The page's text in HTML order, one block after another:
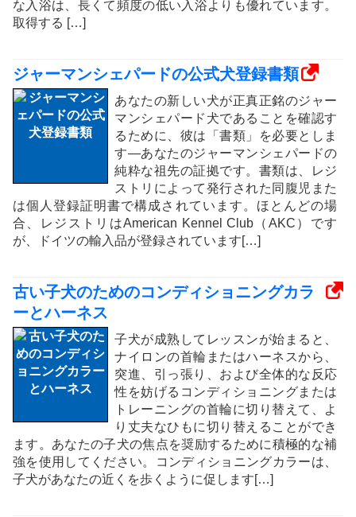
な入浴は、長くて頻度の低い入浴よりも優れています。
取得する […]
ジャーマンシェパードの公式犬登録書類
あなたの新しい犬が正真正銘のジャー
マンシェパード犬であることを確認す
るために、彼は「書類」を必要としま
す—あなたのジャーマンシェパードの
純粋な祖先の証拠です。書類は、レジ
ストリによって発行された同腹児また
は個人登録証明書で構成されています。ほとんどの場
合、レジストリはAmerican Kennel Club（AKC）です
が、ドイツの輸入品が登録されています[…]
古い子犬のためのコンディショニングカラ
ーとハーネス
子犬が成熟してレッスンが始まると、
ナイロンの首輪またはハーネスから、
突進、引っ張り、および全体的な反応
性を妨げるコンディショニングまたは
トレーニングの首輪に切り替えて、よ
り丈夫なひもに切り替えることができ
ます。あなたの子犬の焦点を奨励するために積極的な補
強を使用してください。コンディショニングカラーは、
子犬があなたの近くを歩くように促します[…]